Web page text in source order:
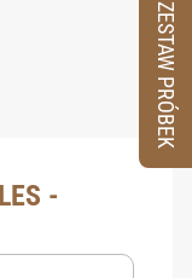
-
ZESTAW PRÓBEK